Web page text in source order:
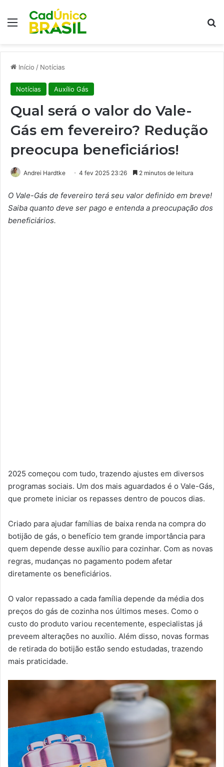
Menu
Início / Notícias
Notícias Auxílio Gás
Qual será o valor do Vale-
Gás em fevereiro? Redução
preocupa beneficiários!
Andrei Hardtke 4 fev 2025 23:26 2 minutos de leitura
O Vale-Gás de fevereiro terá seu valor definido em breve!
Saiba quanto deve ser pago e entenda a preocupação dos
beneficiários.
2025 começou com tudo, trazendo ajustes em diversos
programas sociais. Um dos mais aguardados é o Vale-Gás,
que promete iniciar os repasses dentro de poucos dias.
Criado para ajudar famílias de baixa renda na compra do
botijão de gás, o benefício tem grande importância para
quem depende desse auxílio para cozinhar. Com as novas
regras, mudanças no pagamento podem afetar
diretamente os beneficiários.
O valor repassado a cada família depende da média dos
preços do gás de cozinha nos últimos meses. Como o
custo do produto variou recentemente, especialistas já
preveem alterações no auxílio. Além disso, novas formas
de retirada do botijão estão sendo estudadas, trazendo
mais praticidade.